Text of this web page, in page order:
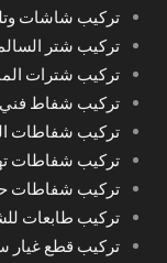
تركيب شاشات
تركيب شتر
تركيب شترات
تركيب شفاط فني
تركيب شفاطات
تركيب شفاطات
تركيب شفاطات
تركيب طابعات
تركيب قطع غيار